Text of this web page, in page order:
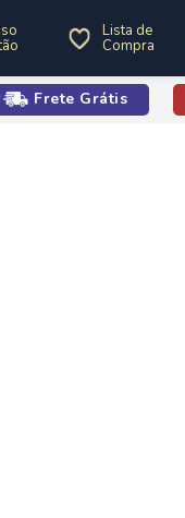
Lista de
Compra
Frete Grátis